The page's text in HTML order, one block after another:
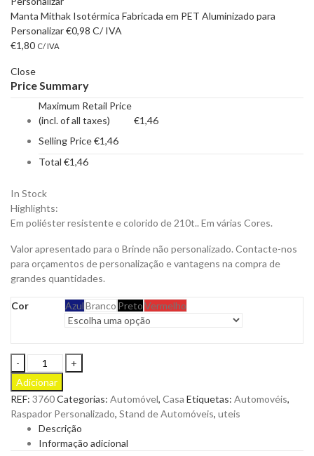
Manta Mithak Isotérmica Fabricada em PET Aluminizado para
Personalizar€0,98 C/ IVA
€1,80 C/ IVA
Close
Price Summary
Maximum Retail Price
(incl. of all taxes)
€1,46
Selling Price€1,46
Total €1,46
In Stock
Highlights:
Em poliéster resistente e colorido de 210t.. Em várias Cores.
Valor apresentado para o Brinde não personalizado. Contacte-nos
para orçamentos de personalização e vantagens na compra de
grandes quantidades.
Cor AzulBranco PretoVermelho
Raspador
de
Gelo
Dasha
com
Luto
Protetor
Adicionar
REF: 3760Categorias: Automóvel, Casa Etiquetas: Automovéis,
Raspador Personalizado, Stand de Automóveis, uteis
Descrição
Informação adicional